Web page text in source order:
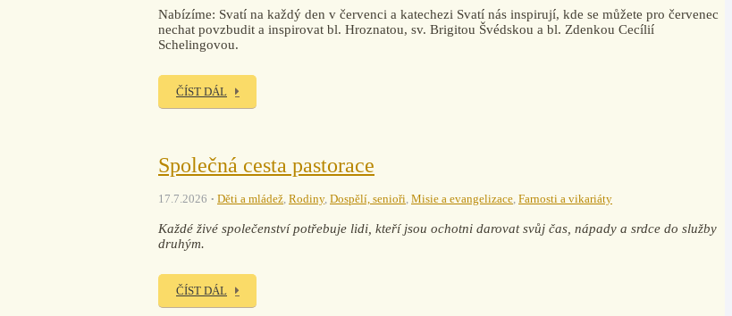
Nabízíme: Svatí na každý den v červenci a katechezi Svatí nás inspirují, kde se můžete pro červenec
nechat povzbudit a inspirovat bl. Hroznatou, sv. Brigitou Švédskou a bl. Zdenkou Cecílií
Schelingovou.
ČÍST DÁL
Společná cesta pastorace
17.7.2026 Děti a mládež, Rodiny, Dospělí, senioři, Misie a evangelizace, Farnosti a vikariáty
Každé živé společenství potřebuje lidi, kteří jsou ochotni darovat svůj čas, nápady a srdce do služby
druhým.
ČÍST DÁL